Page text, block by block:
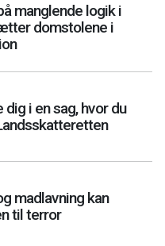
manglende logik i
domstolene i
i en sag, hvor du
madlavning kan
til terror